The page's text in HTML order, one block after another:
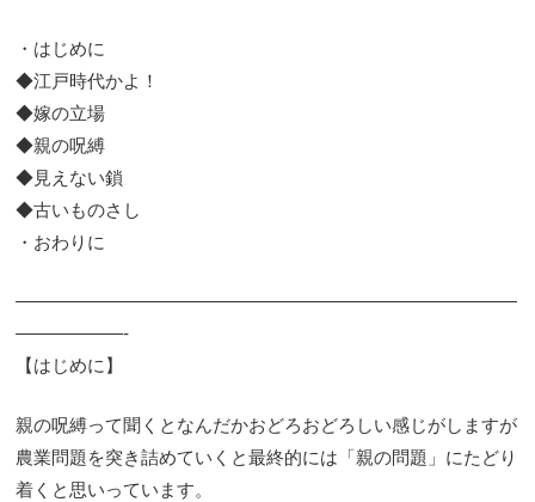
・はじめに
◆江戸時代かよ！
◆嫁の立場
◆親の呪縛
◆見えない鎖
◆古いものさし
・おわりに
————————————————————————————
——————-
【はじめに】
親の呪縛って聞くとなんだかおどろおどろしい感じがしますが
農業問題を突き詰めていくと最終的には「親の問題」にたどり
着くと思いっています。